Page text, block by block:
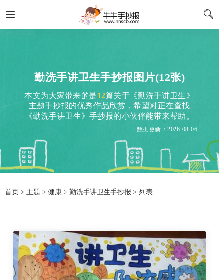
勤洗手讲卫生手抄报图片(12张)
本文为大家带来的是12篇关于《勤洗手讲卫生》
主题手抄报的优秀作品欣赏，希望对正在查找
《勤洗手讲卫生》手抄报的小伙伴能带来帮助。
数据更新：2026-08-06
首页 > 主题 > 健康 > 勤洗手讲卫生手抄报 > 列表